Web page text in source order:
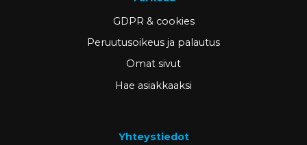
GDPR & cookies
Peruutusoikeus ja palautus
Omat sivut
Hae asiakkaaksi
Yhteystiedot